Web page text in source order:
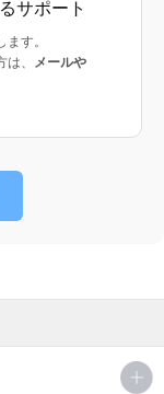
サポート
す。
、 メールや